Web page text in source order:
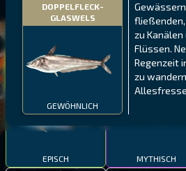
DOPPELFLECK-
GLASWELS
GEWÖHNLICH
zu
Flüssen.
Regenzeit
zu
GESTRECKTER
SCHABEMUND-
EPISCH
NÖRDLICHE
ATLANTISCHER
MYTHISCH